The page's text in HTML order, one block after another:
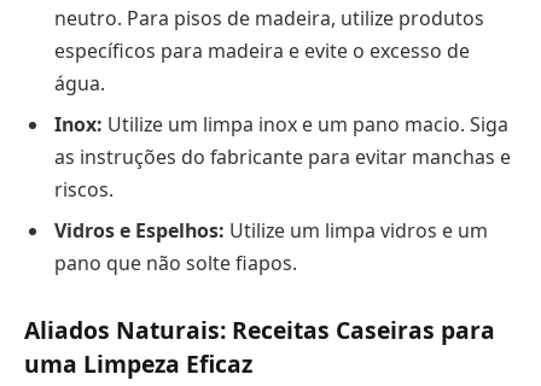
neutro. Para pisos de madeira, utilize produtos
específicos para madeira e evite o excesso de
água.
Inox: Utilize um limpa inox e um pano macio. Siga
as instruções do fabricante para evitar manchas e
riscos.
Vidros e Espelhos: Utilize um limpa vidros e um
pano que não solte fiapos.
Aliados Naturais: Receitas Caseiras para
uma Limpeza Eficaz